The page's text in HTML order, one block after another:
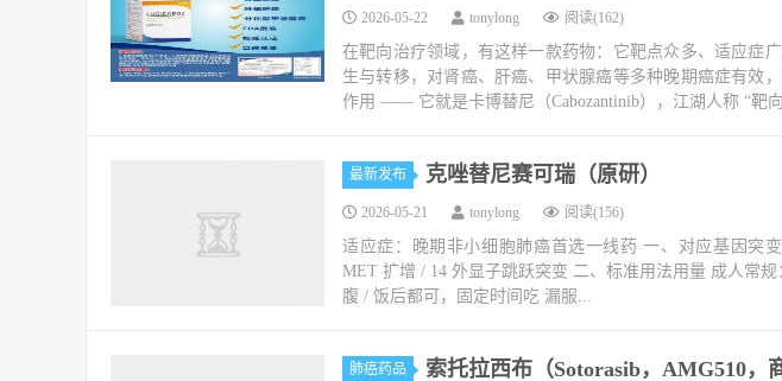
2026-05-22 tonylong 阅读(162)
在靶向治疗领域，有这样一款药物：它靶点众多、适应症
生与转移，对肾癌、肝癌、甲状腺癌等多种晚期癌症有效
作用 —— 它就是卡博替尼（Cabozantinib），江湖人称 “靶
最新发布 克唑替尼赛可瑞（原研）
2026-05-21 tonylong 阅读(156)
适应症：晚期非小细胞肺癌首选一线药 一、对应基因突
MET 扩增 / 14 外显子跳跃突变 二、标准用法用量 成人常
腹 / 饭后都可，固定时间吃 漏服...
肺癌药品 索托拉西布（Sotorasib，AMG510，